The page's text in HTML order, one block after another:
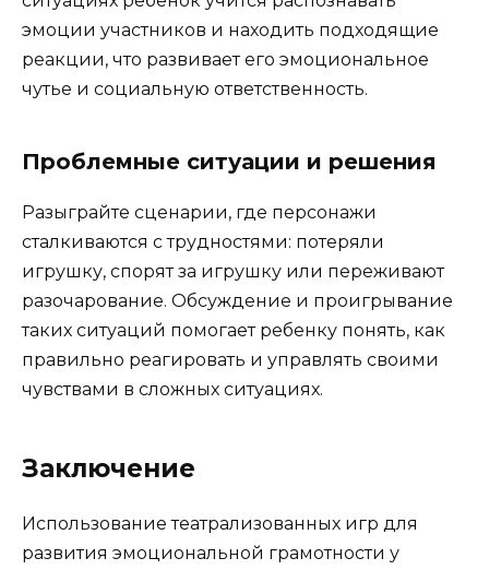
эмоции участников и находить подходящие
реакции, что развивает его эмоциональное
чутье и социальную ответственность.
Проблемные ситуации и решения
Разыграйте сценарии, где персонажи
сталкиваются с трудностями: потеряли
игрушку, спорят за игрушку или переживают
разочарование. Обсуждение и проигрывание
таких ситуаций помогает ребенку понять, как
правильно реагировать и управлять своими
чувствами в сложных ситуациях.
Заключение
Использование театрализованных игр для
развития эмоциональной грамотности у